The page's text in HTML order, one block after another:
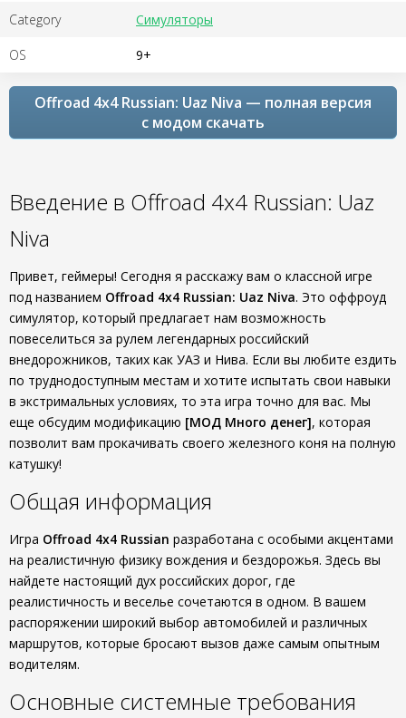
Category Симуляторы
OS 9+
Offroad 4x4 Russian: Uaz Niva — полная версия
с модом скачать
Введение в Offroad 4x4 Russian: Uaz
Niva
Привет, геймеры! Сегодня я расскажу вам о классной игре
под названием Offroad 4x4 Russian: Uaz Niva. Это оффроуд
симулятор, который предлагает нам возможность
повеселиться за рулем легендарных российский
внедорожников, таких как УАЗ и Нива. Если вы любите ездить
по труднодоступным местам и хотите испытать свои навыки
в экстримальных условиях, то эта игра точно для вас. Мы
еще обсудим модификацию [МОД Много денег], которая
позволит вам прокачивать своего железного коня на полную
катушку!
Общая информация
Игра Offroad 4x4 Russian разработана с особыми акцентами
на реалистичную физику вождения и бездорожья. Здесь вы
найдете настоящий дух российских дорог, где
реалистичность и веселье сочетаются в одном. В вашем
распоряжении широкий выбор автомобилей и различных
маршрутов, которые бросают вызов даже самым опытным
водителям.
Основные системные требования